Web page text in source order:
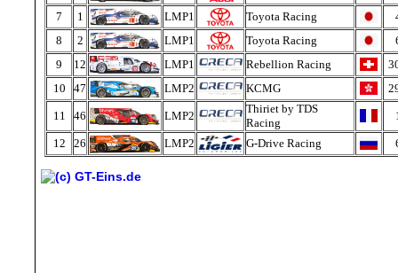
7
1 LMP1 Toyota Racing
8
2 LMP1 Toyota Racing
9
12 LMP1 Rebellion Racing
10
47 LMP2 KCMG
11 46 LMP2
Thiriet by TDS
Racing
12 26 LMP2 G-Drive Racing